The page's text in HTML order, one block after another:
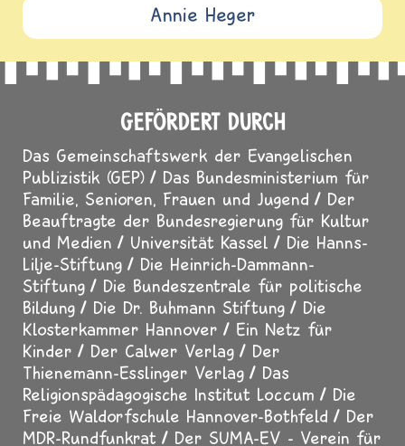
Annie Heger
GEFÖRDERT DURCH
Das Gemeinschaftswerk der Evangelischen
Publizistik (GEP)
Das Bundesministerium für
Familie, Senioren, Frauen und Jugend
Der
Beauftragte der Bundesregierung für Kultur
und Medien
Universität Kassel
Die Hanns-
Lilje-Stiftung
Die Heinrich-Dammann-
Stiftung
Die Bundeszentrale für politische
Bildung
Die Dr. Buhmann Stiftung
Die
Klosterkammer Hannover
Ein Netz für
Kinder
Der Calwer Verlag
Der
Thienemann-Esslinger Verlag
Das
Religionspädagogische Institut Loccum
Die
Freie Waldorfschule Hannover-Bothfeld
Der
MDR-Rundfunkrat
Der SUMA-EV - Verein für